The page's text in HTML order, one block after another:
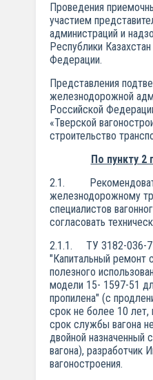
Проведения
участием
администраций и
Республики
Федерации.
Представления
железнодорожной
Российской
«Тверской
строительство
По пункту 2
2.1.
железнодорожному
специалистов
согласовать
2.1.1. ТУ 3182-036-
"Капитальный ремонт
полезного
модели 15- 1597-51
пропилена" (с
срок не более 10
срок службы вагона
двойной назначенный
вагона), разработчик
вагоностроения.